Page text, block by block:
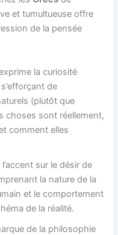
et tumultueuse offre
de la pensée
la curiosité
de
(plutôt que
choses sont réellement,
comment elles
l’accent sur le désir de
la nature de la
et le comportement
de la réalité.
de la philosophie